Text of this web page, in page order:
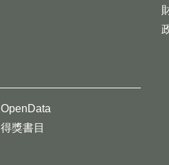
OpenData
得獎書目